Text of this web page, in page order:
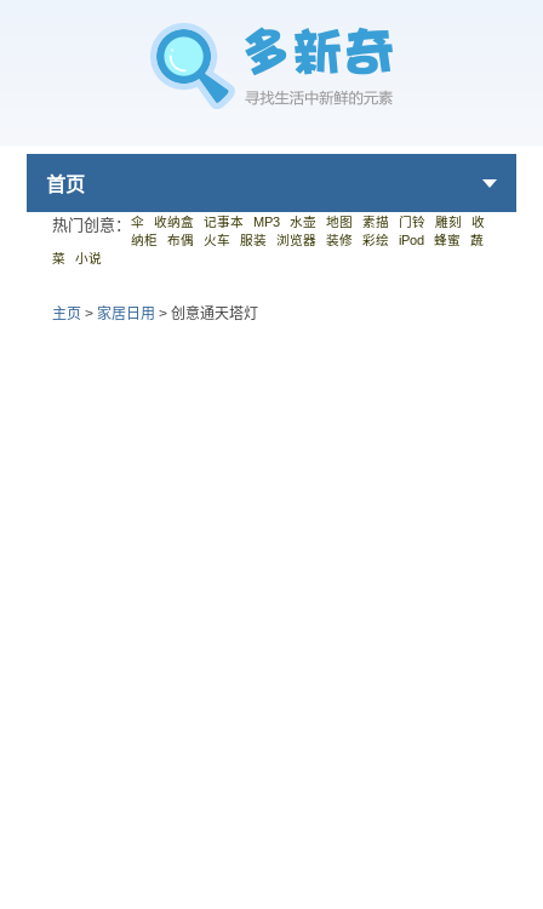
首页
热门创意： 伞 收纳盒 记事本 MP3 水壶 地图 素描 门铃 雕刻
收
纳柜
布偶 火车 服装 浏览器 装修 彩绘 iPod 蜂蜜
蔬
菜
小说
主页 > 家居日用 > 创意通天塔灯